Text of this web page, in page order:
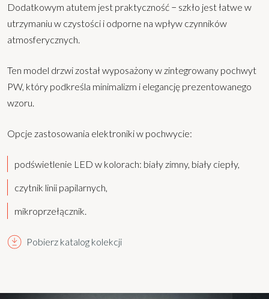
Dodatkowym atutem jest praktyczność − szkło jest łatwe w
utrzymaniu w czystości i odporne na wpływ czynników
atmosferycznych.
Ten model drzwi został wyposażony w zintegrowany pochwyt
PW, który podkreśla minimalizm i elegancję prezentowanego
wzoru.
Opcje zastosowania elektroniki w pochwycie:
podświetlenie LED w kolorach: biały zimny, biały ciepły,
czytnik linii papilarnych,
mikroprzełącznik.
Pobierz katalog kolekcji